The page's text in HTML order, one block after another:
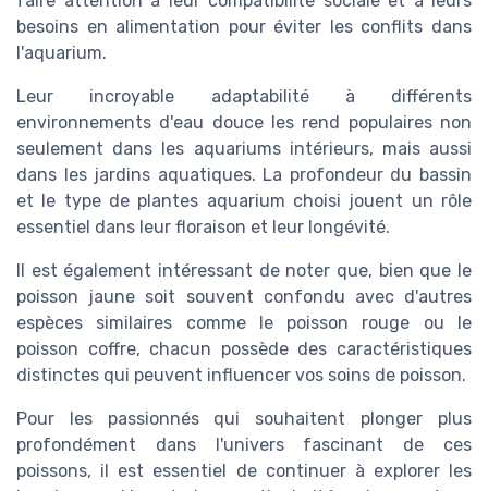
besoins en alimentation pour éviter les conflits dans
l'aquarium.
Leur incroyable adaptabilité à différents
environnements d'eau douce les rend populaires non
seulement dans les aquariums intérieurs, mais aussi
dans les jardins aquatiques. La profondeur du bassin
et le type de plantes aquarium choisi jouent un rôle
essentiel dans leur floraison et leur longévité.
Il est également intéressant de noter que, bien que le
poisson jaune soit souvent confondu avec d'autres
espèces similaires comme le poisson rouge ou le
poisson coffre, chacun possède des caractéristiques
distinctes qui peuvent influencer vos soins de poisson.
Pour les passionnés qui souhaitent plonger plus
profondément dans l'univers fascinant de ces
poissons, il est essentiel de continuer à explorer les